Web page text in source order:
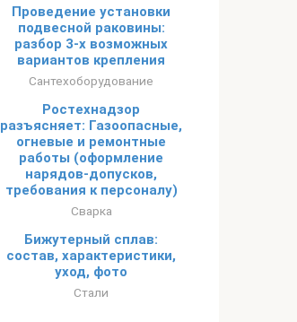
Проведение установки
подвесной раковины:
разбор 3-х возможных
вариантов крепления
Сантехоборудование
Ростехнадзор
разъясняет: Газоопасные,
огневые и ремонтные
работы (оформление
нарядов-допусков,
требования к персоналу)
Сварка
Бижутерный сплав:
состав, характеристики,
уход, фото
Стали